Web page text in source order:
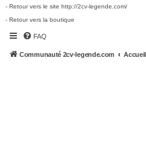
- Retour vers le site http://2cv-legende.com/
- Retour vers la boutique
FAQ
Communauté 2cv-legende.com